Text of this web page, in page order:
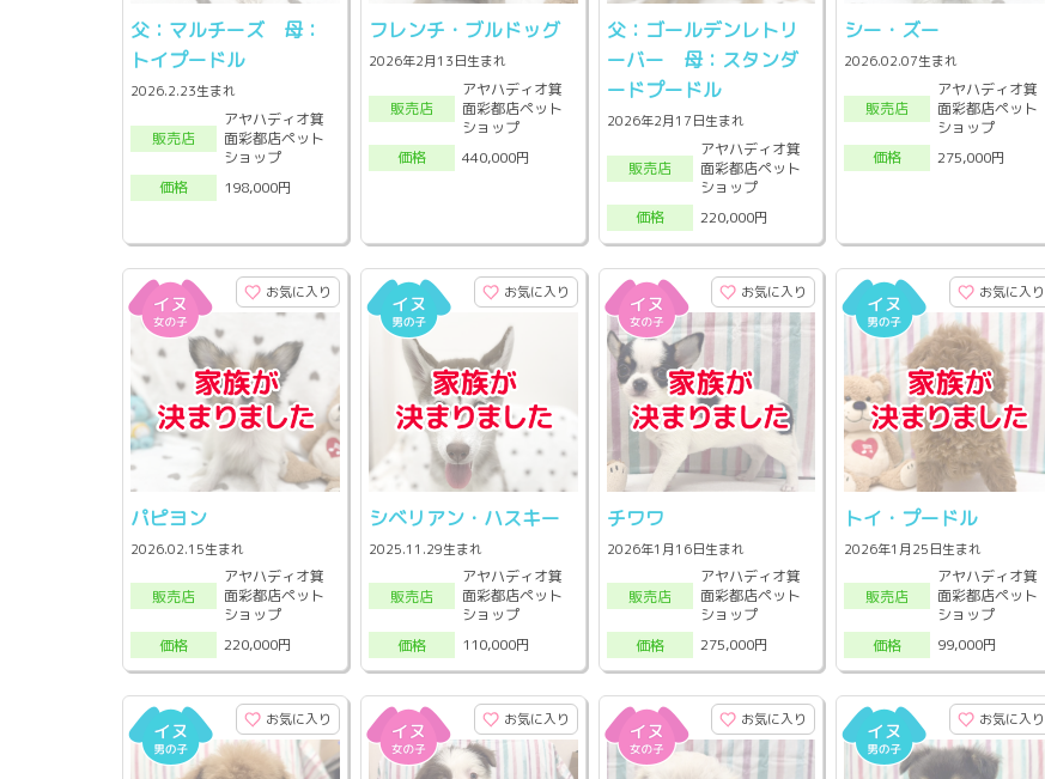
父：マルチーズ 母：
トイプードル
2026.2.23生まれ
販売店
アヤハディオ箕
面彩都店ペット
ショップ
価格
198,000円
フレンチ・ブルドッグ
2026年2月13日生まれ
販売店
アヤハディオ箕
面彩都店ペット
ショップ
価格
440,000円
父：ゴールデンレトリ
ーバー 母：スタンダ
ードプードル
2026年2月17日生まれ
販売店
アヤハディオ箕
面彩都店ペット
ショップ
価格
220,000円
シー・ズー
2026.02.07生まれ
販売店
アヤハディオ箕
面彩都店ペット
ショップ
価格
275,000円
お気に入り
パピヨン
2026.02.15生まれ
販売店
アヤハディオ箕
面彩都店ペット
ショップ
価格
220,000円
お気に入り
シベリアン・ハスキー
2025.11.29生まれ
販売店
アヤハディオ箕
面彩都店ペット
ショップ
価格
110,000円
お気に入り
チワワ
2026年1月16日生まれ
販売店
アヤハディオ箕
面彩都店ペット
ショップ
価格
275,000円
お気に入り
トイ・プードル
2026年1月25日生まれ
販売店
アヤハディオ箕
面彩都店ペット
ショップ
価格
99,000円
お気に入り お気に入り お気に入り お気に入り